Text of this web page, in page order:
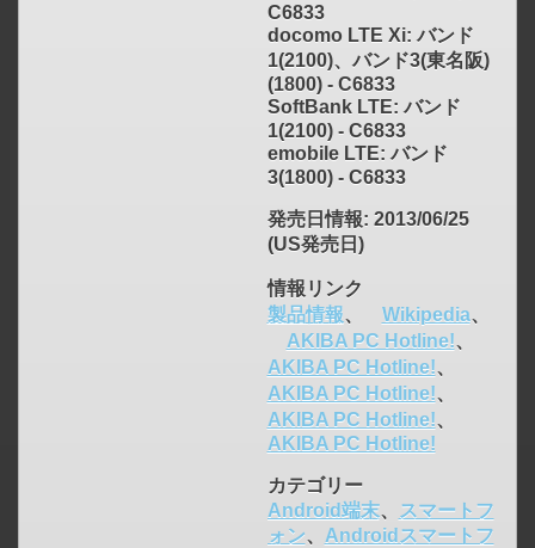
C6833
docomo LTE Xi: バンド
1(2100)、バンド3(東名阪)
(1800) - C6833
SoftBank LTE: バンド
1(2100) - C6833
emobile LTE: バンド
3(1800) - C6833
発売日情報: 2013/06/25
(US発売日)
情報リンク
製品情報、 Wikipedia、
AKIBA PC Hotline!、
AKIBA PC Hotline!、
AKIBA PC Hotline!、
AKIBA PC Hotline!、
AKIBA PC Hotline!
カテゴリー
Android端末、
スマートフ
ォン、 Androidスマートフ
click to expand contents